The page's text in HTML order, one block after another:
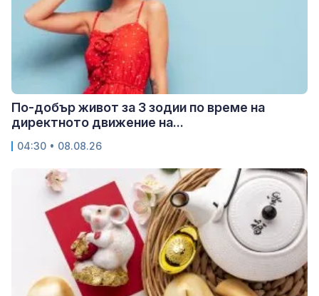
По-добър живот за 3 зодии по време на
директното движение на...
04:30 • 08.08.26